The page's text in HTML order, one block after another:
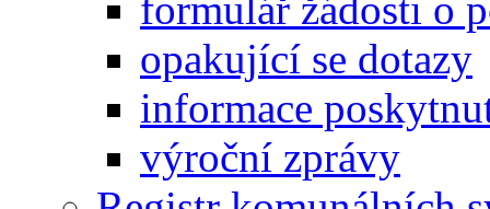
formulář žádosti o
opakující se dotazy
informace
výroční zprávy